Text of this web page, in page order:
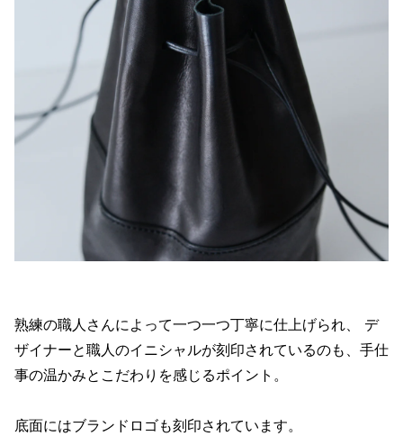
熟練の職人さんによって一つ一つ丁寧に仕上げられ、 デ
ザイナーと職人のイニシャルが刻印されているのも、手仕
事の温かみとこだわりを感じるポイント。
底面にはブランドロゴも刻印されています。